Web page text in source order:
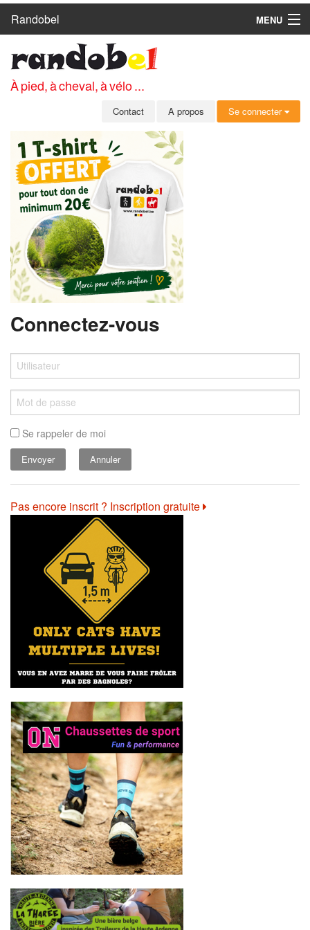
Randobel
MENU
CIRCUITS
CLUBS
MEMBRES
SE CONNECTER
INSCRIPTION GRATUITE
MOT DE PASSE OUBLIÉ
À pied, à cheval, à vélo ...
Contact A propos Se connecter
Connectez-vous
Se rappeler de moi
Annuler
Pas encore inscrit ? Inscription gratuite